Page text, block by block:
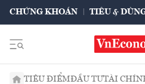
CHỨNG KHOÁN TIÊU &
TIÊU ĐIỂMĐẦU TƯTÀI